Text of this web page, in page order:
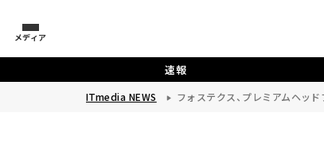
メディア
速報
ITmedia NEWS フォステクス、プレミアムヘッ